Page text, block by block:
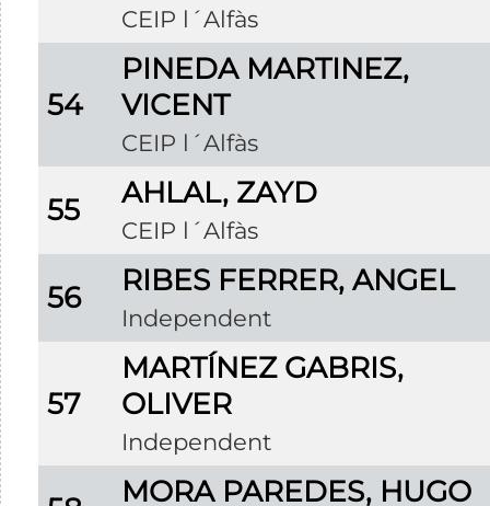
CEIP l´Alfàs
54
PINEDA MARTINEZ,
VICENT
CEIP l´Alfàs
55 AHLAL, ZAYD
CEIP l´Alfàs
56 RIBES FERRER, ANGEL
Independent
57
MARTÍNEZ GABRIS,
OLIVER
Independent
MORA PAREDES, HUGO